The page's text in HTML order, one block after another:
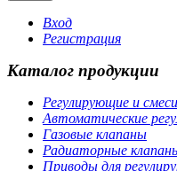
Вход
Регистрация
Каталог продукции
Регулирующие и
Автоматические
Газовые клапаны
Радиаторные
Приводы для